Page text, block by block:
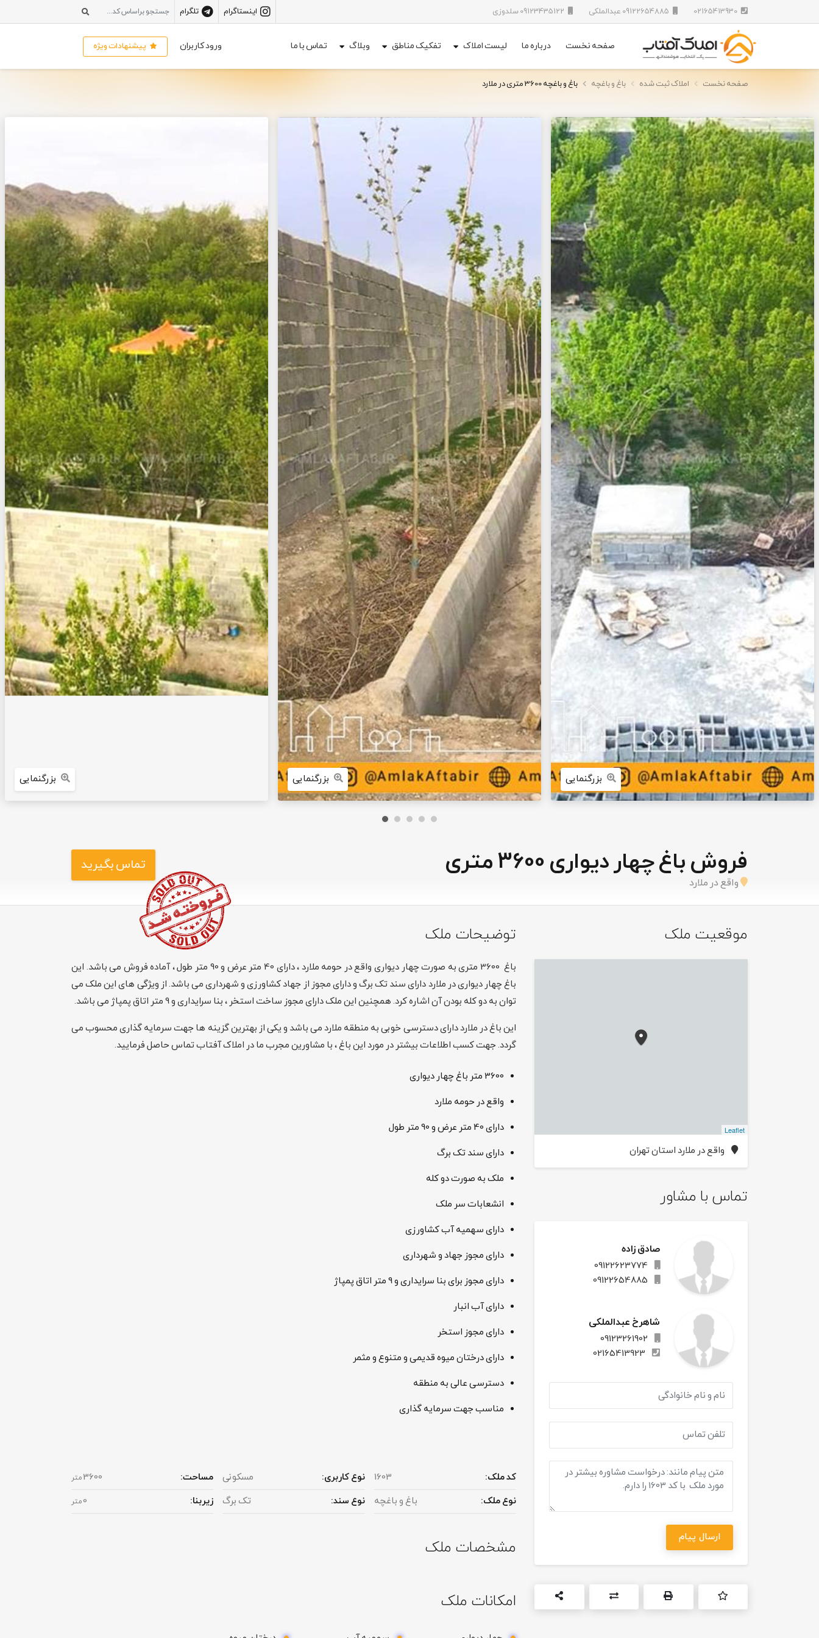
اینستاگرام تلگرام
صفحه نخست درباره ما لیست املاک تفکیک مناطق وبلاگ تماس با ما ورود کاربران پیشنهادات ویژه
صفحه نخست املاک ثبت شده باغ و باغچه باغ و باغچه 3600 متری در ملارد
بزرگنمایی بزرگنمایی بزرگنمایی
فروش باغ چهار دیواری 3600 متری
واقع در ملارد
تماس بگیرید
موقعیت ملک
Leaflet
واقع در ملارد استان تهران
تماس با مشاور
صادق زاده
شاهرخ عبدالملکی
ارسال پیام
توضیحات ملک
باغ 3600 متری به صورت چهار دیواری واقع در حومه ملارد ، دارای 40 متر عرض و 90 متر طول ، آماده فروش می باشد. این
باغ چهار دیواری در ملارد دارای سند تک برگ و دارای مجوز از جهاد کشاورزی و شهرداری می باشد. از ویژگی های این ملک می
توان به دو کله بودن آن اشاره کرد. همچنین این ملک دارای مجوز ساخت استخر ، بنا سرایداری و 9 متر اتاق پمپاژ می باشد.
این باغ در ملارد دارای دسترسی خوبی به منطقه ملارد می باشد و یکی از بهترین گزینه ها جهت سرمایه گذاری محسوب می
گردد. جهت کسب اطلاعات بیشتر در مورد این باغ ، با مشاورین مجرب ما در املاک آفتاب تماس حاصل فرمایید.
3600 متر باغ چهار دیواری
واقع در حومه ملارد
دارای 40 متر عرض و 90 متر طول
دارای سند تک برگ
ملک به صورت دو کله
انشعابات سر ملک
دارای سهمیه آب کشاورزی
دارای مجوز جهاد و شهرداری
دارای مجوز برای بنا سرایداری و 9 متر اتاق پمپاژ
دارای آب انبار
دارای مجوز استخر
دارای درختان میوه قدیمی و متنوع و مثمر
دسترسی عالی به منطقه
مناسب جهت سرمایه گذاری
کد ملک:
1603
نوع ملک:
باغ و باغچه
نوع کاربری:
مسکونی
نوع سند:
تک برگ
مساحت: 3600متر
زیربنا: 0متر
مشخصات ملک
امکانات ملک